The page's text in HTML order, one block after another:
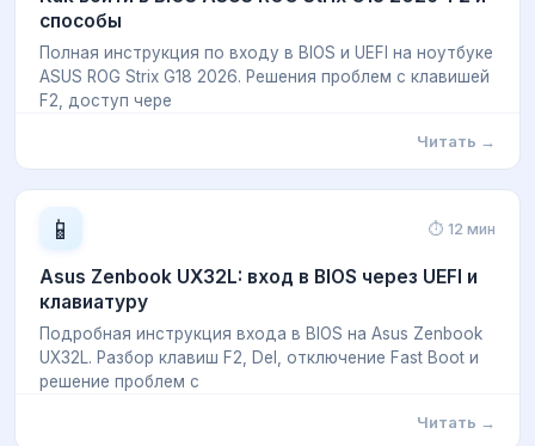
способы
Полная инструкция по входу в BIOS и UEFI на ноутбуке
ASUS ROG Strix G18 2026. Решения проблем с клавишей
F2, доступ чере
Читать →
📱 ⏱ 12 мин
Asus Zenbook UX32L: вход в BIOS через UEFI и
клавиатуру
Подробная инструкция входа в BIOS на Asus Zenbook
UX32L. Разбор клавиш F2, Del, отключение Fast Boot и
решение проблем с
Читать →